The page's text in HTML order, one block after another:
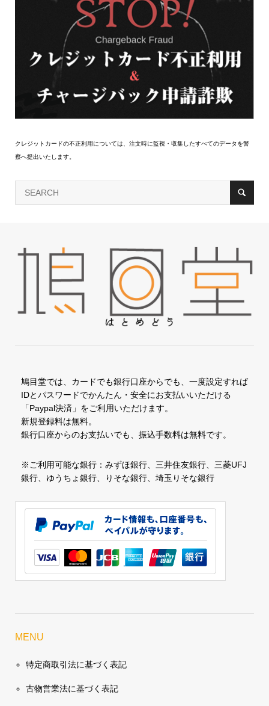
クレジットカードの不正利用については、注文時に監視・収集したすべてのデータを警
察へ提出いたします。
鳩目堂では、カードでも銀行口座からでも、一度設定すれば
IDとパスワードでかんたん・安全にお支払いいただける
「Paypal決済」をご利用いただけます。
新規登録料は無料。
銀行口座からのお支払いでも、振込手数料は無料です。
※ご利用可能な銀行：みずほ銀行、三井住友銀行、三菱UFJ
銀行、ゆうちょ銀行、りそな銀行、埼玉りそな銀行
MENU
特定商取引法に基づく表記
古物営業法に基づく表記